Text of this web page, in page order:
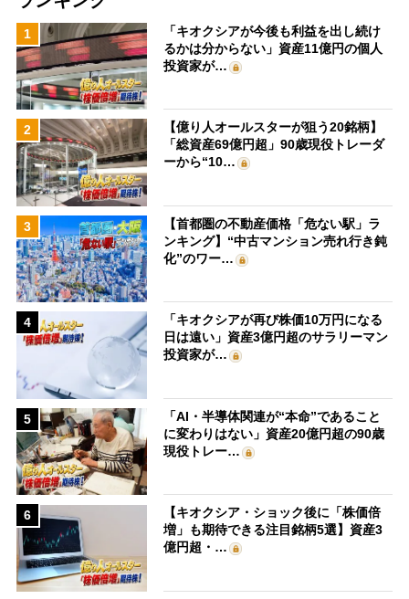
1
「キオクシアが今後も利益を出し続け
るかは分からない」資産11億円の個人
投資家が…
2
【億り人オールスターが狙う20銘柄】
「総資産69億円超」90歳現役トレーダ
ーから“10…
3
【首都圏の不動産価格「危ない駅」ラ
ンキング】“中古マンション売れ行き鈍
化”のワー…
4
「キオクシアが再び株価10万円になる
日は遠い」資産3億円超のサラリーマン
投資家が…
5
「AI・半導体関連が“本命”であること
に変わりはない」資産20億円超の90歳
現役トレー…
6
【キオクシア・ショック後に「株価倍
増」も期待できる注目銘柄5選】資産3
億円超・…